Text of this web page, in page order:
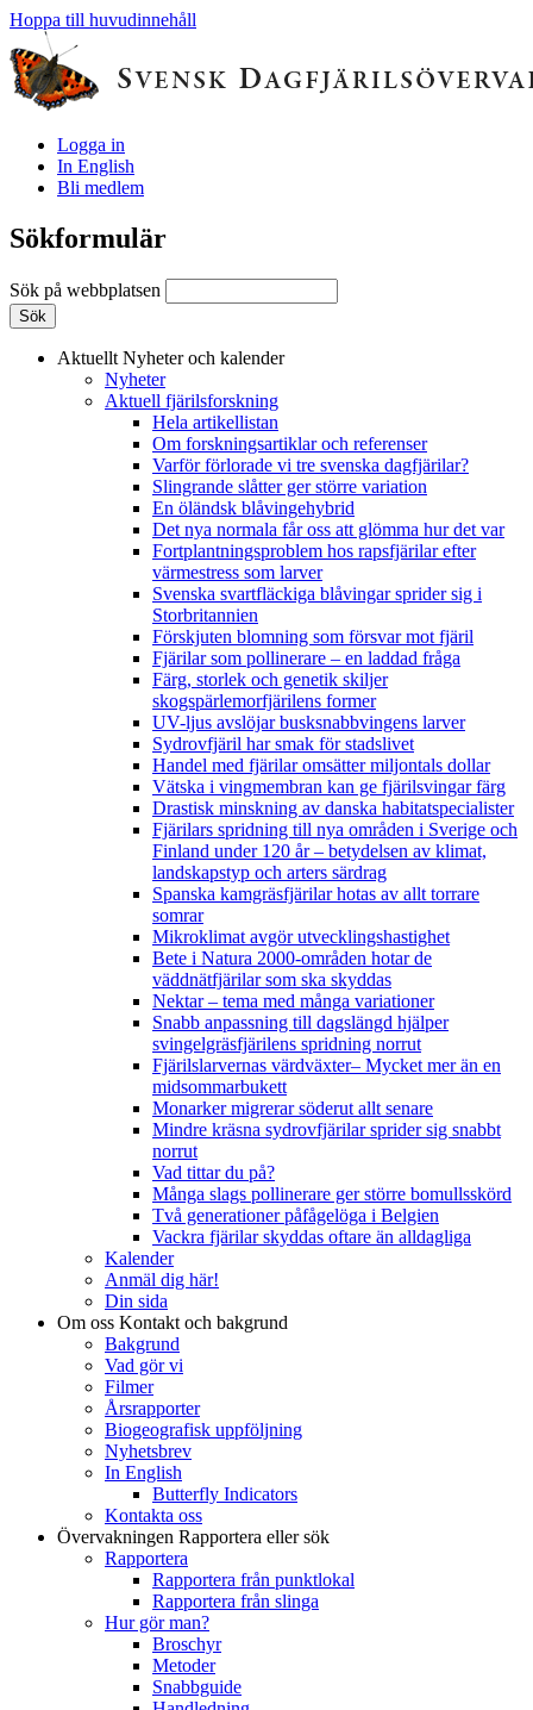
Hoppa till huvudinnehåll
Logga in
In English
Bli medlem
Sökformulär
Sök på webbplatsen
Aktuellt Nyheter och kalender
Nyheter
Aktuell fjärilsforskning
Hela artikellistan
Om forskningsartiklar och referenser
Varför förlorade vi tre svenska dagfjärilar?
Slingrande slåtter ger större variation
En öländsk blåvingehybrid
Det nya normala får oss att glömma hur det var
Fortplantningsproblem hos rapsfjärilar efter
värmestress som larver
Svenska svartfläckiga blåvingar sprider sig i
Storbritannien
Förskjuten blomning som försvar mot fjäril
Fjärilar som pollinerare – en laddad fråga
Färg, storlek och genetik skiljer
skogspärlemorfjärilens former
UV-ljus avslöjar busksnabbvingens larver
Sydrovfjäril har smak för stadslivet
Handel med fjärilar omsätter miljontals dollar
Vätska i vingmembran kan ge fjärilsvingar färg
Drastisk minskning av danska habitatspecialister
Fjärilars spridning till nya områden i Sverige och
Finland under 120 år– betydelsen av klimat,
landskapstyp och arters särdrag
Spanska kamgräsfjärilar hotas av allt torrare
somrar
Mikroklimat avgör utvecklingshastighet
Bete i Natura 2000-områden hotar de
väddnätfjärilar som ska skyddas
Nektar – tema med många variationer
Snabb anpassning till dagslängd hjälper
svingelgräsfjärilens spridning norrut
Fjärilslarvernas värdväxter– Mycket mer än en
midsommarbukett
Monarker migrerar söderut allt senare
Mindre kräsna sydrovfjärilar sprider sig snabbt
norrut
Vad tittar du på?
Många slags pollinerare ger större bomullsskörd
Två generationer påfågelöga i Belgien
Vackra fjärilar skyddas oftare än alldagliga
Kalender
Anmäl dig här!
Din sida
Om oss Kontakt och bakgrund
Bakgrund
Vad gör vi
Filmer
Årsrapporter
Biogeografisk uppföljning
Nyhetsbrev
In English
Butterfly Indicators
Kontakta oss
Övervakningen Rapportera eller sök
Rapportera
Rapportera från punktlokal
Rapportera från slinga
Hur gör man?
Broschyr
Metoder
Snabbguide